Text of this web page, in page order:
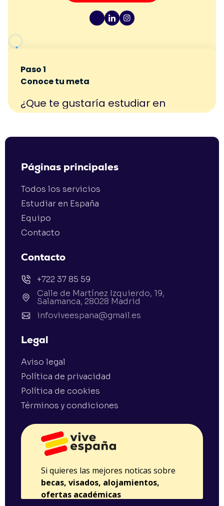
Páginas principales
Todos los servicios
Estudiar en España
Equipo
Contacto
Contacto
+722 37 85 59
Calle de Martínez Izquierdo, 19,
Salamanca, 28028 Madrid
infoviveespana@gmail.es
Legal
Aviso legal
Política de privacidad
Política de cookies
Términos y condiciones